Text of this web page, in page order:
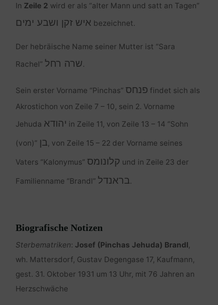
In Zeile 2 wird er als “alter Mann und satt an Tagen”
איש זקן ושבע ימים bezeichnet.
Der hebräische Name seiner Mutter ist “Sara
Rachel” שרה רחל.
Sein erster Vorname “Pinchas” פנחס findet sich als
Akrostichon von Zeile 7 – 10, sein 2. Vorname
Jehuda יהודא in Zeile 11, von Zeile 13 – 14 “Sohn
(von)” בן, von Zeile 15 – 22 der Vorname seines
Vaters “Kalonymus” קלונומס und in Zeile 23 der
Familienname “Brandl” בראנדל.
Biografische Notizen
Sterbematriken: Josef (Pinchas Jehuda) Brandl,
wh. Mattersdorf, Gustav Degengase 17, Kaufmann,
gest. 31. Oktober 1931 um 13 Uhr, mit 76 Jahren an
Herzschwäche